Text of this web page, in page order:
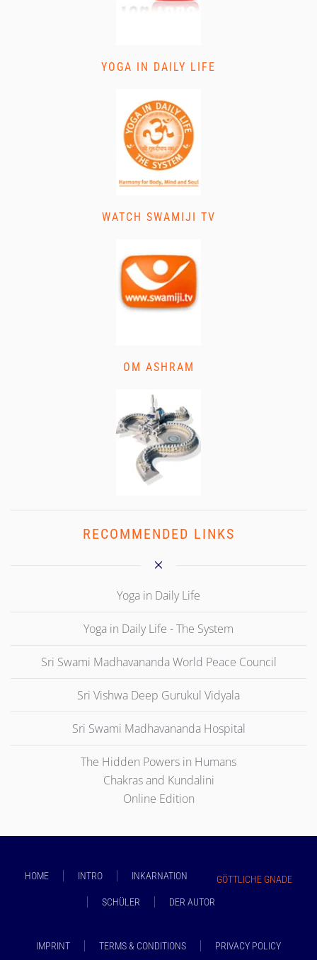
YOGA IN DAILY LIFE
WATCH SWAMIJI TV
OM ASHRAM
RECOMMENDED LINKS
Yoga in Daily Life
Yoga in Daily Life - The System
Sri Swami Madhavananda World Peace Council
Sri Vishwa Deep Gurukul Vidyala
Sri Swami Madhavananda Hospital
The Hidden Powers in Humans
Chakras and Kundalini
Online Edition
HOME INTRO INKARNATION
GÖTTLICHE GNADE
SCHÜLER
DER AUTOR
IMPRINT TERMS & CONDITIONS PRIVACY POLICY